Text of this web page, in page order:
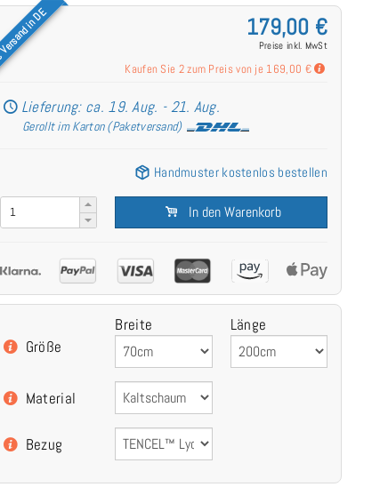
in DE 179,00 €
Preise inkl. MwSt
Kaufen Sie 2 zum Preis von je 169,00 €
Lieferung: ca. 19. Aug. - 21. Aug.
Gerollt im Karton (Paketversand)
Handmuster kostenlos bestellen
In den Warenkorb
Größe
Breite Länge
Material
Bezug